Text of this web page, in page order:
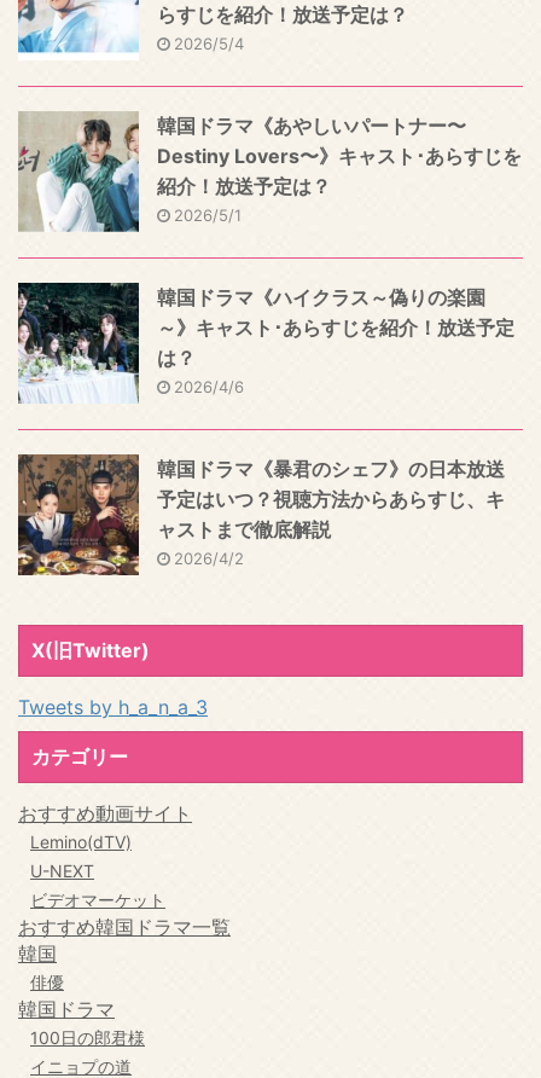
らすじを紹介！放送予定は？
2026/5/4
韓国ドラマ《あやしいパートナー〜
Destiny Lovers〜》キャスト･あらすじを
紹介！放送予定は？
2026/5/1
韓国ドラマ《ハイクラス～偽りの楽園
～》キャスト･あらすじを紹介！放送予定
は？
2026/4/6
韓国ドラマ《暴君のシェフ》の日本放送
予定はいつ？視聴方法からあらすじ、キ
ャストまで徹底解説
2026/4/2
X(旧Twitter)
Tweets by h_a_n_a_3
カテゴリー
おすすめ動画サイト
Lemino(dTV)
U-NEXT
ビデオマーケット
おすすめ韓国ドラマ一覧
韓国
俳優
韓国ドラマ
100日の郎君様
イニョプの道